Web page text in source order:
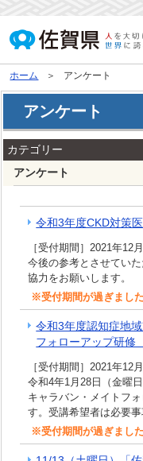
ホーム アンケート
アンケート
カテゴリー
アンケート
令和3年度CKD対策
［受付期間］2021年12
今後の参考とさせてい
協力をお願いします。
※受付期間が過ぎまし
令和3年度認知症地
フォローアップ研
［受付期間］2021年12
令和4年1月28日（金曜
キャラバン・メイトフ
す。受講希望者は必要
※受付期間が過ぎまし